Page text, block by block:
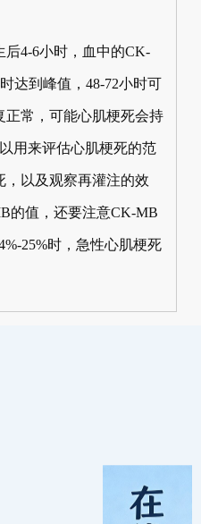
4-6小时，血中的CK-
达到峰值，48-72小时可
正常，可能心肌梗死会持
用来评估心肌梗死的范
，以及观察再灌注的效
的值，还要注意CK-MB
25%时，急性心肌梗死